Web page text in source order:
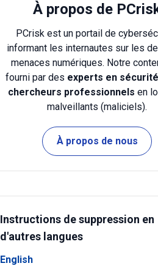
À propos de
PCrisk est un portail de
informant les internautes sur les
menaces numériques. Notre
fourni par des experts en sécurité
chercheurs professionnels en
malveillants (maliciels).
À propos de nous
Instructions de suppression en
d'autres langues
English